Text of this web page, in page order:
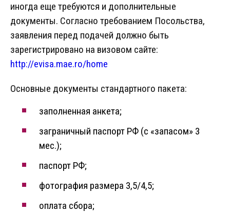
иногда еще требуются и дополнительные
документы. Согласно требованием Посольства,
заявления перед подачей должно быть
зарегистрировано на визовом сайте:
http://evisa.mae.ro/home
Основные документы стандартного пакета:
заполненная анкета;
заграничный паспорт РФ (с «запасом» 3
мес.);
паспорт РФ;
фотография размера 3,5/4,5;
оплата сбора;